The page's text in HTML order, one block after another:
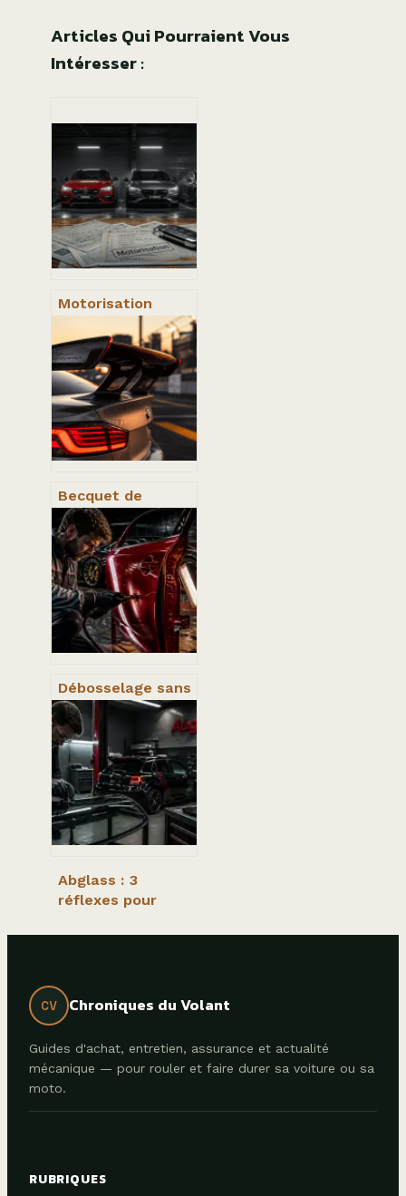
Articles Qui Pourraient Vous
Intéresser :
Motorisation
critères
essentiels pour
sécuriser votre
achat avant 2035
Becquet de
voiture : 3
critères de
performance et
règles
d’homologation
pour un choix
réussi
Débosselage sans
peinture : tarifs,
facteurs de prix
et conseils pour
payer moins cher
Abglass : 3
réflexes pour
pare-brise et
CV Chroniques du Volant
Guides d'achat, entretien, assurance et actualité
mécanique — pour rouler et faire durer sa voiture ou sa
moto.
RUBRIQUES